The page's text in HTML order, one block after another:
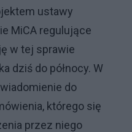
ustawy
MiCA regulujące
w tej sprawie
dziś do północy. W
do
którego się
przez niego